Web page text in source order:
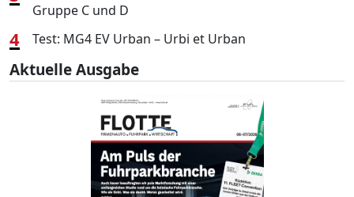
Gruppe C und D
4 Test: MG4 EV Urban – Urbi et Urban
Aktuelle Ausgabe